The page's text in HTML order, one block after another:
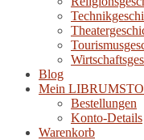
Blog
Mein
Bestellungen
Konto-Details
Warenkorb